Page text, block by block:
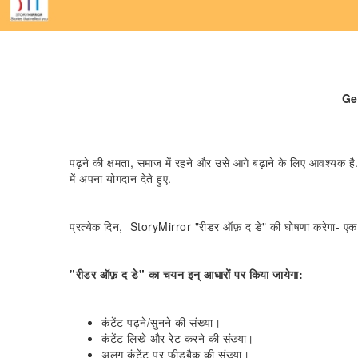
पढ़ने की क्षमता, समाज में रहने और उसे आगे बढ़ाने के लिए आवश्यक है.
में अपना योगदान देते हुए.
प्रत्येक दिन, StoryMirror "रीडर ऑफ़ द डे" की घोषणा करेगा- एक
"रीडर ऑफ़ द डे" का चयन इन् आधारों पर किया जायेगा:
कंटेंट पढ़ने/सुनने की संख्या।
कंटेंट लिखे और रेट करने की संख्या।
अलग कंटेंट पर फीडबैक की संख्या।